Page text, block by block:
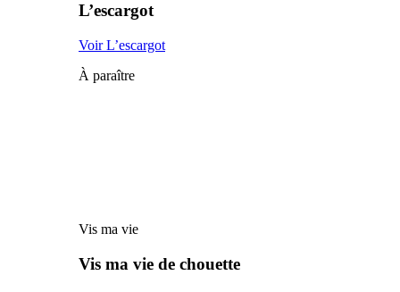
L’escargot
Voir L’escargot
À paraître
Vis ma vie
Vis ma vie de chouette